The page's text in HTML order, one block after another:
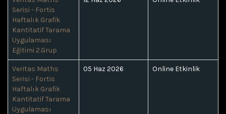
Serisi - Fortis
Haftalık Grafik
Kantitatif Tarama
Uygulaması
Eğitimi 2.Grup
Veritas Maths
Serisi - Fortis
Haftalık Grafik
Kantitatif Tarama
Uygulaması
05 Haz 2026 Online Etkinlik